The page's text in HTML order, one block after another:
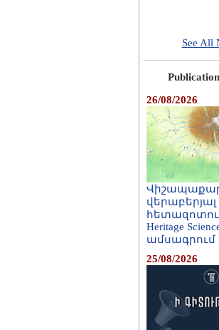
See All
26/08/2026
վերաբերյալ
Heritage
ամսագրում
25/08/2026